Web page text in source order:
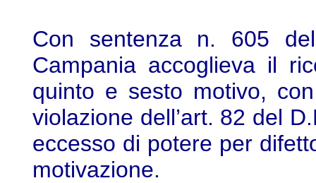
Con sentenza n. 605
Campania accoglieva il
quinto e sesto motivo,
violazione dell’art. 82 del
eccesso di potere per
motivazione.